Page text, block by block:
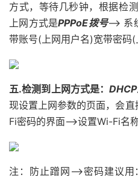
方式，等待几秒钟，根据检
上网方式是PPPoE拨号——>
带账号(上网用户名)宽带密码(
五.检测到上网方式是：
现设置上网参数的页面，会
Fi密码的界面——>设置Wi-Fi名
注：防止蹭网——>密码建议